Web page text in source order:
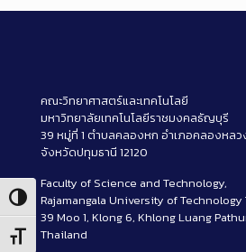
Toggle High Contrast
Toggle Font size
คณะวิทยาศาสตร์และเทคโนโลยี
มหาวิทยาลัยเทคโนโลยีราชมงคลธัญบุรี
39 หมู่ที่ 1 ตำบลคลองหก อำเภอคลองหลว
จังหวัดปทุมธานี 12120
Faculty of Science and Technology,
Rajamangala University of
39 Moo 1, Klong 6, Khlong Luang
Thailand